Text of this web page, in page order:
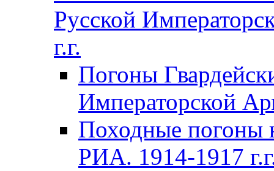
Русской
г.г.
Погоны
Императорской
Походные погоны
РИА. 1914-1917